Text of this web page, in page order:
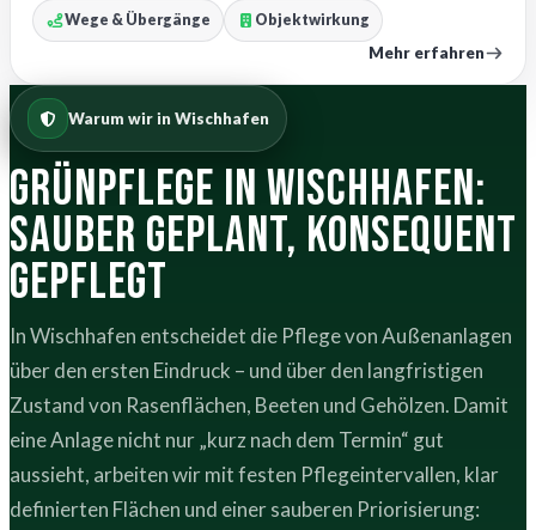
Wege & Übergänge Objektwirkung
Mehr erfahren
Warum wir in Wischhafen
Grünpflege in Wischhafen:
sauber geplant, konsequent
gepflegt
In Wischhafen entscheidet die Pflege von Außenanlagen
über den ersten Eindruck – und über den langfristigen
Zustand von Rasenflächen, Beeten und Gehölzen. Damit
eine Anlage nicht nur „kurz nach dem Termin“ gut
aussieht, arbeiten wir mit festen Pflegeintervallen, klar
definierten Flächen und einer sauberen Priorisierung: